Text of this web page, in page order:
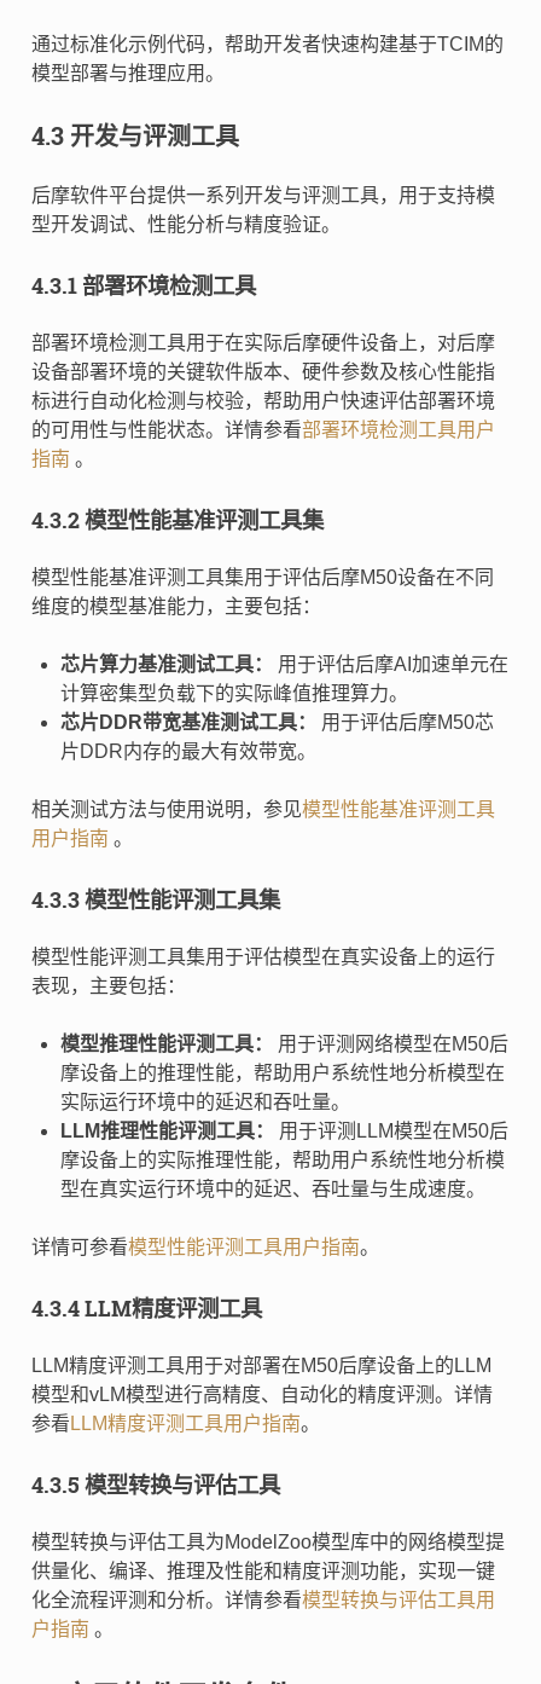
通过标准化示例代码，帮助开发者快速构建基于TCIM的
模型部署与推理应用。
4.3 开发与评测工具
后摩软件平台提供一系列开发与评测工具，用于支持模
型开发调试、性能分析与精度验证。
4.3.1 部署环境检测工具
部署环境检测工具用于在实际后摩硬件设备上，对后摩
设备部署环境的关键软件版本、硬件参数及核心性能指
标进行自动化检测与校验，帮助用户快速评估部署环境
的可用性与性能状态。详情参看部署环境检测工具用户
指南 。
4.3.2 模型性能基准评测工具集
模型性能基准评测工具集用于评估后摩M50设备在不同
维度的模型基准能力，主要包括：
芯片算力基准测试工具：
用于评估后摩AI加速单元在
计算密集型负载下的实际峰值推理算力。
芯片DDR带宽基准测试工具：
用于评估后摩M50芯
片DDR内存的最大有效带宽。
相关测试方法与使用说明，参见模型性能基准评测工具
用户指南 。
4.3.3 模型性能评测工具集
模型性能评测工具集用于评估模型在真实设备上的运行
表现，主要包括：
模型推理性能评测工具：
用于评测网络模型在M50后
摩设备上的推理性能，帮助用户系统性地分析模型在
实际运行环境中的延迟和吞吐量。
LLM推理性能评测工具：
用于评测LLM模型在M50后
摩设备上的实际推理性能，帮助用户系统性地分析模
型在真实运行环境中的延迟、吞吐量与生成速度。
详情可参看模型性能评测工具用户指南。
4.3.4 LLM精度评测工具
LLM精度评测工具用于对部署在M50后摩设备上的LLM
模型和vLM模型进行高精度、自动化的精度评测。详情
参看 LLM精度评测工具用户指南。
4.3.5 模型转换与评估工具
模型转换与评估工具为ModelZoo模型库中的网络模型提
供量化、编译、推理及性能和精度评测功能，实现一键
化全流程评测和分析。详情参看模型转换与评估工具用
户指南 。